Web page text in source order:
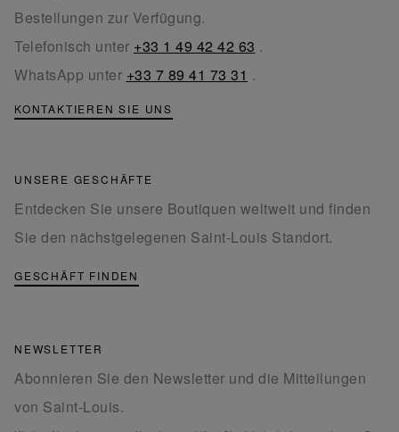
Bestellungen zur Verfügung.
Telefonisch unter +33 1 49 42 42 63 .
WhatsApp unter +33 7 89 41 73 31 .
KONTAKTIEREN SIE UNS
UNSERE GESCHÄFTE
Entdecken Sie unsere Boutiquen weltweit und finden
Sie den nächstgelegenen Saint-Louis Standort.
GESCHÄFT FINDEN
NEWSLETTER
Abonnieren Sie den Newsletter und die Mitteilungen
von Saint-Louis.